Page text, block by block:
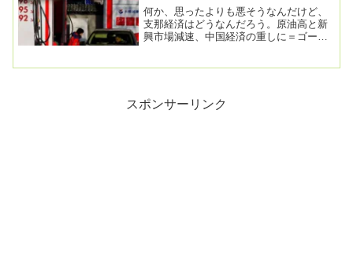
何か、思ったよりも悪そうなんだけど、
支那経済はどうなんだろう。原油高と新
興市場減速、中国経済の重しに＝ゴール
スポンサーリンク